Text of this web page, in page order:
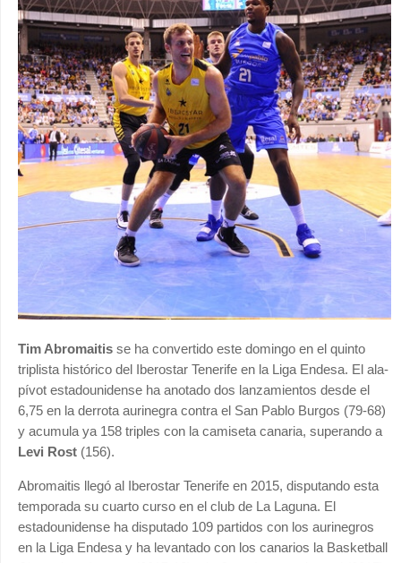
Tim Abromaitisse ha convertido este domingo en el quinto
triplista histórico del Iberostar Tenerife en la Liga Endesa. El ala-
pívot estadounidense ha anotado dos lanzamientos desde el
6,75 en la derrota aurinegra contra el San Pablo Burgos (79-68)
y acumula ya 158 triples con la camiseta canaria, superando a
Levi Rost(156).
Abromaitis llegó al Iberostar Tenerife en 2015, disputando esta
temporada su cuarto curso en el club de La Laguna. El
estadounidense ha disputado 109 partidos con los aurinegros
en la Liga Endesa y ha levantado con los canarios la Basketball